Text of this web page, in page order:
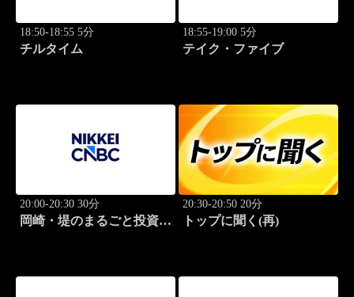
18:50-18:55 5分
チルタイム
18:55-19:00 5分
テイク・ファイブ
20:00-20:30 30分
岡崎・堤のまるごと投資道
20:30-20:50 20分
トップに聞く(再)